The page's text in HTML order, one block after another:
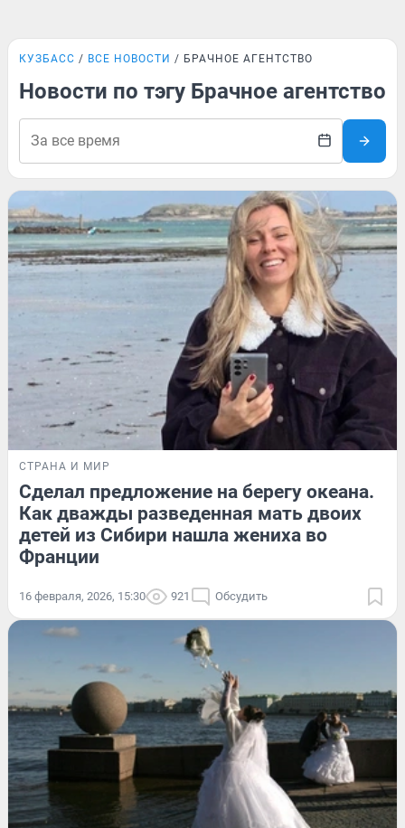
КУЗБАСС ВСЕ НОВОСТИ БРАЧНОЕ АГЕНТСТВО
Новости по тэгу Брачное агентство
СТРАНА И МИР
Сделал предложение на берегу океана.
Как дважды разведенная мать двоих
детей из Сибири нашла жениха во
Франции
16 февраля, 2026, 15:30 921 Обсудить